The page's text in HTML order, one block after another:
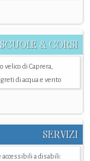
SCUOLE & CORSI
velico di Caprera,
di acqua e vento
SERVIZI
accessibili a disabili: